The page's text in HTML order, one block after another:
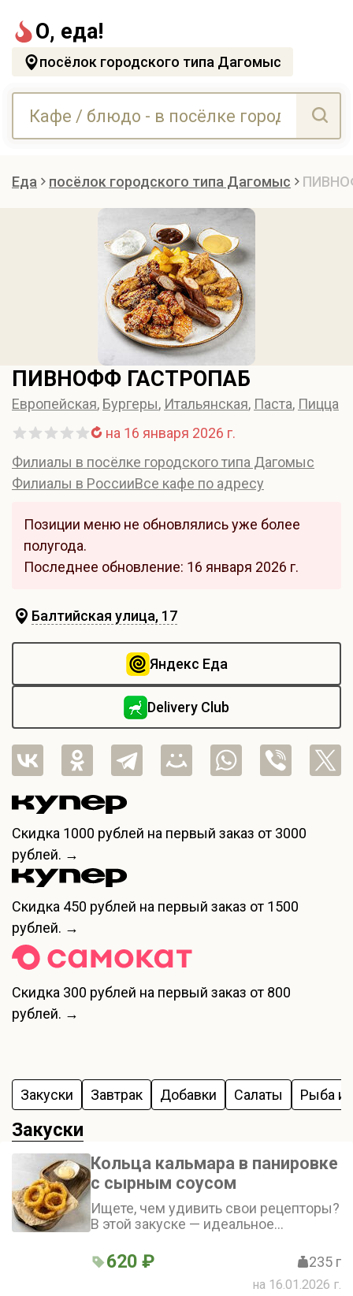
О, еда!
посёлок городского типа Дагомыс
Еда посёлок городского типа Дагомыс
ПИВНОФФ ГАСТРОПАБ
Европейская, Бургеры, Итальянская, Паста, Пицца
на 16 января 2026 г.
Филиалы в посёлке городского типа Дагомыс
Филиалы в РоссииВсе кафе по адресу
Позиции меню не обновлялись уже более
полугода.
Последнее обновление: 16 января 2026 г.
Балтийская улица, 17
Яндекс Еда
Delivery Club
Скидка 1000 рублей на первый заказ от 3000
рублей. →
Скидка 450 рублей на первый заказ от 1500
рублей. →
Скидка 300 рублей на первый заказ от 800
рублей. →
Закуски Завтрак Добавки Салаты Рыба и
Закуски
Кольца кальмара в панировке
с сырным соусом
Ищете, чем удивить свои рецепторы?
В этой закуске — идеальное
нежного кальмара. А сырный соус
добавит пикантности и сделает вкус
блюда более выразительным
620 ₽ 235 г
на 16.01.2026 г.